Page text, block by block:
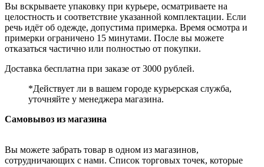
Вы вскрываете упаковку при курьере, осматриваете на
целостность и соответствие указанной комплектации. Если
речь идёт об одежде, допустима примерка. Время осмотра и
примерки ограничено 15 минутами. После вы можете
отказаться частично или полностью от покупки.
Доставка бесплатна при заказе от 3000 рублей.
*Действует ли в вашем городе курьерская служба,
уточняйте у менеджера магазина.
Самовывоз из магазина
Вы можете забрать товар в одном из магазинов,
сотрудничающих с нами. Список торговых точек, которые